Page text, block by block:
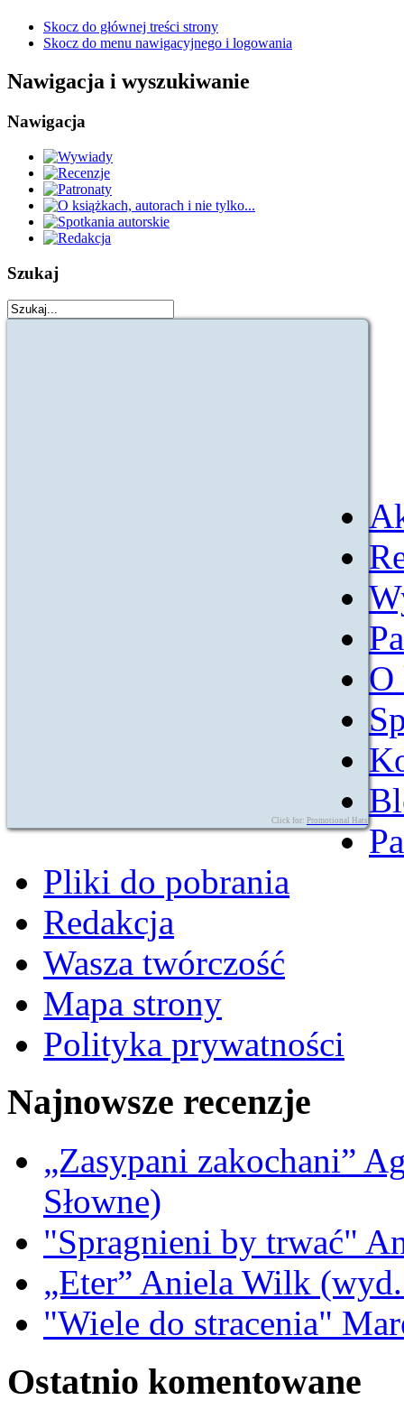
Skocz do głównej treści strony
Skocz do menu nawigacyjnego i logowania
Nawigacja i wyszukiwanie
Nawigacja
Szukaj
Click for: Promotional Hats
O
Pliki do pobrania
Redakcja
Wasza twórczość
Mapa strony
Polityka prywatności
Najnowsze recenzje
„Zasypani zakochani”
Słowne)
"Spragnieni by trwać"
„Eter” Aniela Wilk
"Wiele do stracenia"
Ostatnio komentowane